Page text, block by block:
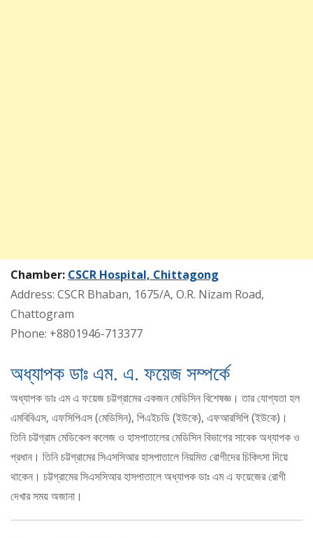
Chamber: CSCR Hospital, Chittagong
Address: CSCR Bhaban, 1675/A, O.R. Nizam Road,
Chattogram
Phone: +8801946-713377
অধ্যাপক ডাঃ এম. এ. ফয়েজ সম্পর্কে
অধ্যাপক ডাঃ এম এ ফয়েজ চট্টগ্রামের একজন মেডিসিন বিশেষজ্ঞ। তার যোগ্যতা হল
এমবিবিএস, এফসিপিএস (মেডিসিন), পিএইচডি (ইউকে), এফআরসিপি (ইউকে)।
তিনি চট্টগ্রাম মেডিকেল কলেজ ও হাসপাতালের মেডিসিন বিভাগের সাবেক অধ্যাপক ও
প্রধান। তিনি চট্টগ্রামের সিএসসিআর হাসপাতালে নিয়মিত রোগীদের চিকিৎসা দিয়ে
থাকেন। চট্টগ্রামের সিএসসিআর হাসপাতালে অধ্যাপক ডাঃ এম এ ফয়েজের রোগী
দেখার সময় অজানা।